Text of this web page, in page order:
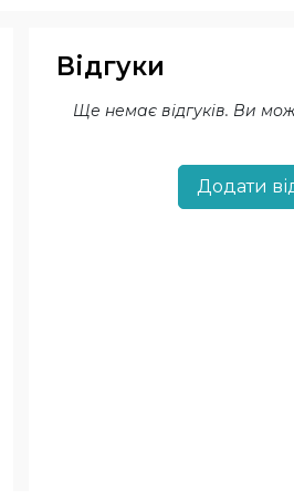
Відгуки
Ще немає відгуків. Ви
Додати